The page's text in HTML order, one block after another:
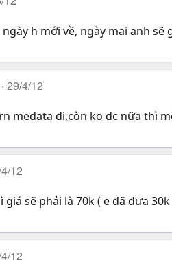
ngày h mới về, ngày mai anh
29/4/12
medata đi,còn ko dc nữa thì
12
sẽ phải là 70k ( e đã đưa
12